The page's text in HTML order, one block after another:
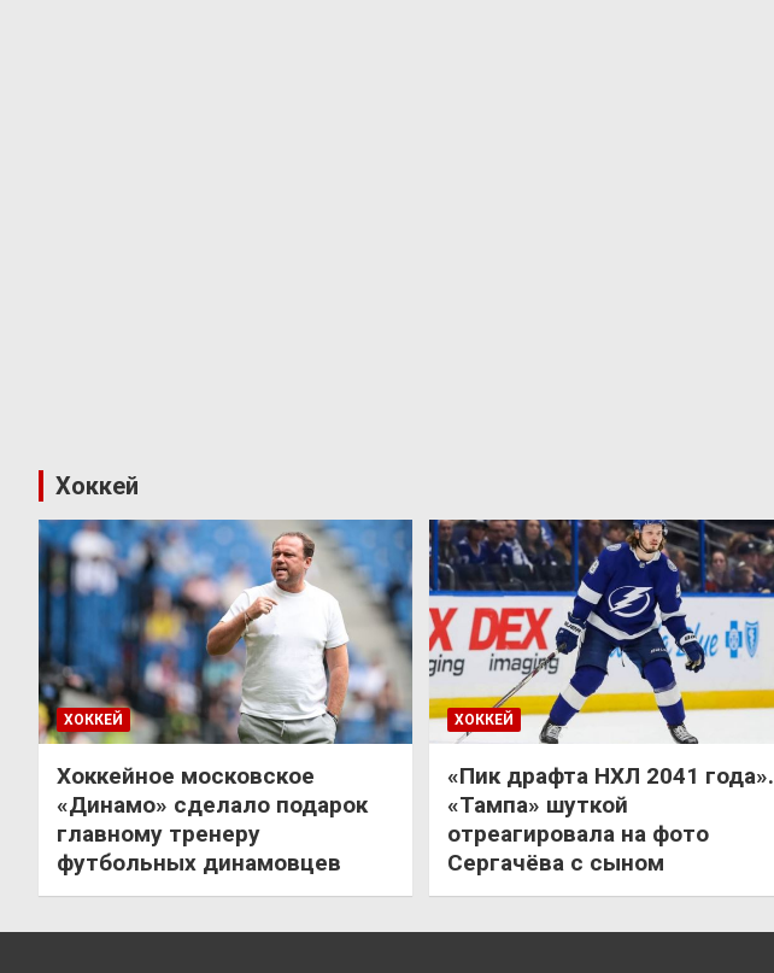
Хоккей
ХОККЕЙ
Хоккейное московское
«Динамо» сделало подарок
главному тренеру
футбольных динамовцев
ХОККЕЙ
«Пик драфта НХЛ 2041 года».
«Тампа» шуткой
отреагировала на фото
Сергачёва с сыном